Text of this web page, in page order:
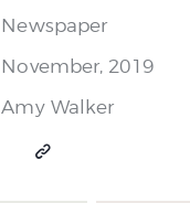
Newspaper
November, 2019
Amy Walker